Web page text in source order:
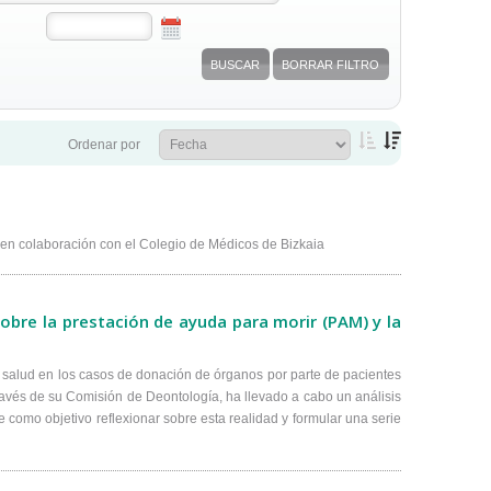
Ordenar por
colaboración con el Colegio de Médicos de Bizkaia
la prestación de ayuda para morir (PAM) y la
en los casos de donación de órganos por parte de pacientes
de su Comisión de Deontología, ha llevado a cabo un análisis
objetivo reflexionar sobre esta realidad y formular una serie